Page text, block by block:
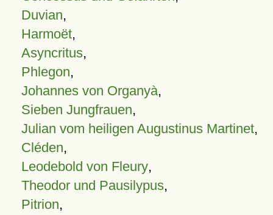
Duvian,
Harmoët,
Asyncritus,
Phlegon,
Johannes von Organyà,
Sieben Jungfrauen,
Julian vom heiligen Augustinus Martinet,
Cléden,
Leodebold von Fleury,
Theodor und Pausilypus,
Pitrion,